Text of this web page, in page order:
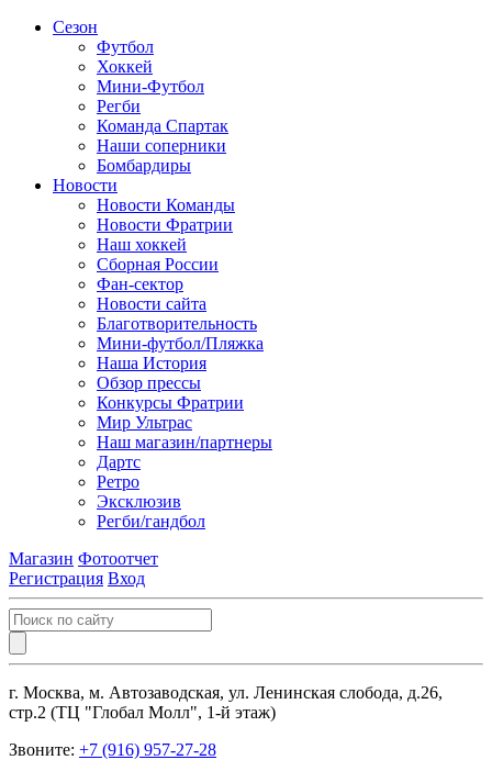
Сезон
Футбол
Хоккей
Мини-Футбол
Регби
Команда Спартак
Наши соперники
Бомбардиры
Новости
Новости Команды
Новости Фратрии
Наш хоккей
Сборная России
Фан-cектор
Новости сайта
Благотворительность
Мини-футбол/Пляжка
Наша История
Обзор прессы
Конкурсы Фратрии
Мир Ультрас
Наш магазин/партнеры
Дартс
Ретро
Эксклюзив
Регби/гандбол
Магазин Фотоотчет
Регистрация Вход
г. Москва, м. Автозаводская, ул. Ленинская слобода, д.26,
стр.2 (ТЦ "Глобал Молл", 1-й этаж)
Звоните: +7 (916) 957-27-28